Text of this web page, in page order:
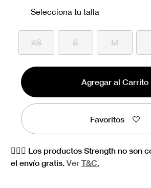
Selecciona tu talla
XS S M
Agregar al Carrito
Favoritos
🏋🏻‍♀️ Los productos Strength no son
el envío gratis. Ver T&C.